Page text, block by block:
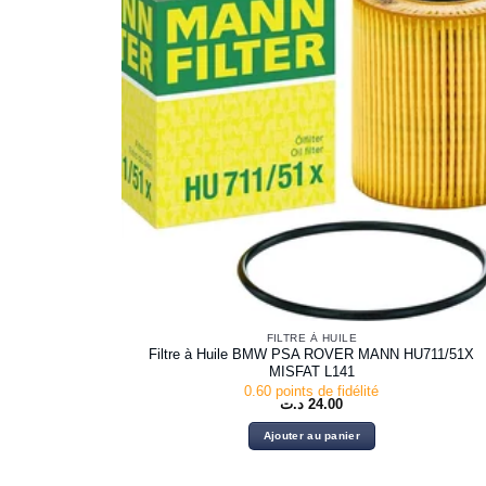
FILTRE À HUILE
Filtre à Huile BMW PSA ROVER MANN HU711/51X
MISFAT L141
0.60 points de fidélité
24.00 د.ت
Ajouter au panier